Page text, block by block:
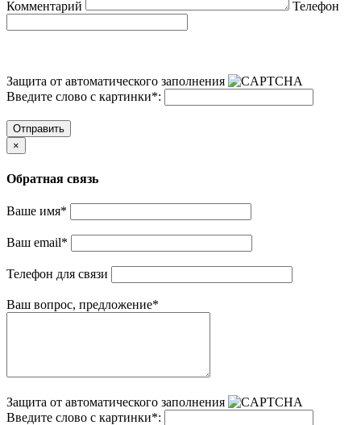
Комментарий Телефон
Защита от автоматического заполнения
Введите слово с картинки*:
Отправить
×
Обратная связь
Ваше имя*
Ваш email*
Телефон для связи
Ваш вопрос, предложение*
Защита от автоматического заполнения
Введите слово с картинки*: